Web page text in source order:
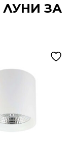
ЛУНИ ЗА